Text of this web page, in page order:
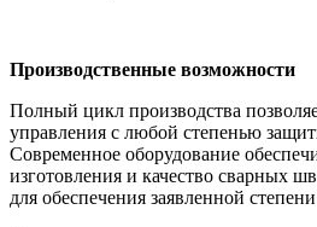
Производственные возможности
Полный цикл производства
управления с любой степенью
Современное оборудование
изготовления и качество сварных
для обеспечения заявленной